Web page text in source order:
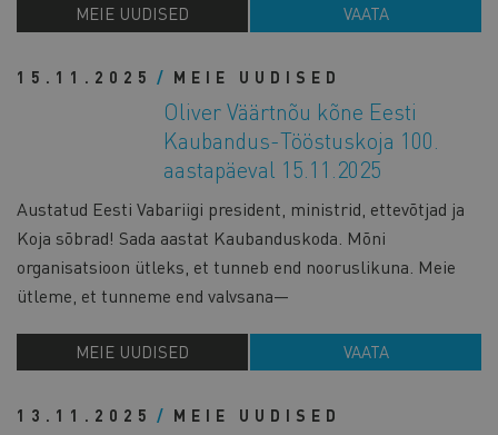
MEIE UUDISED VAATA
15.11.2025 MEIE UUDISED
Oliver Väärtnõu kõne Eesti
Kaubandus-Tööstuskoja 100.
aastapäeval 15.11.2025
Austatud Eesti Vabariigi president, ministrid, ettevõtjad ja
Koja sõbrad! Sada aastat Kaubanduskoda. Mõni
organisatsioon ütleks, et tunneb end nooruslikuna. Meie
ütleme, et tunneme end valvsana—
MEIE UUDISED VAATA
13.11.2025 MEIE UUDISED